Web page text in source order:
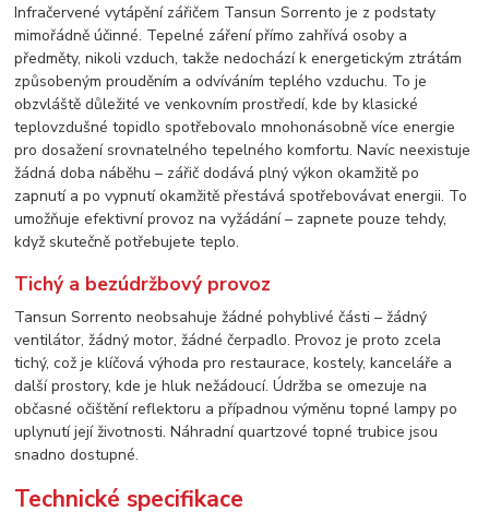
Infračervené vytápění zářičem Tansun Sorrento je z podstaty
mimořádně účinné. Tepelné záření přímo zahřívá osoby a
předměty, nikoli vzduch, takže nedochází k energetickým ztrátám
způsobeným prouděním a odvíváním teplého vzduchu. To je
obzvláště důležité ve venkovním prostředí, kde by klasické
teplovzdušné topidlo spotřebovalo mnohonásobně více energie
pro dosažení srovnatelného tepelného komfortu. Navíc neexistuje
žádná doba náběhu – zářič dodává plný výkon okamžitě po
zapnutí a po vypnutí okamžitě přestává spotřebovávat energii. To
umožňuje efektivní provoz na vyžádání – zapnete pouze tehdy,
když skutečně potřebujete teplo.
Tichý a bezúdržbový provoz
Tansun Sorrento neobsahuje žádné pohyblivé části – žádný
ventilátor, žádný motor, žádné čerpadlo. Provoz je proto zcela
tichý, což je klíčová výhoda pro restaurace, kostely, kanceláře a
další prostory, kde je hluk nežádoucí. Údržba se omezuje na
občasné očištění reflektoru a případnou výměnu topné lampy po
uplynutí její životnosti. Náhradní quartzové topné trubice jsou
snadno dostupné.
Technické specifikace